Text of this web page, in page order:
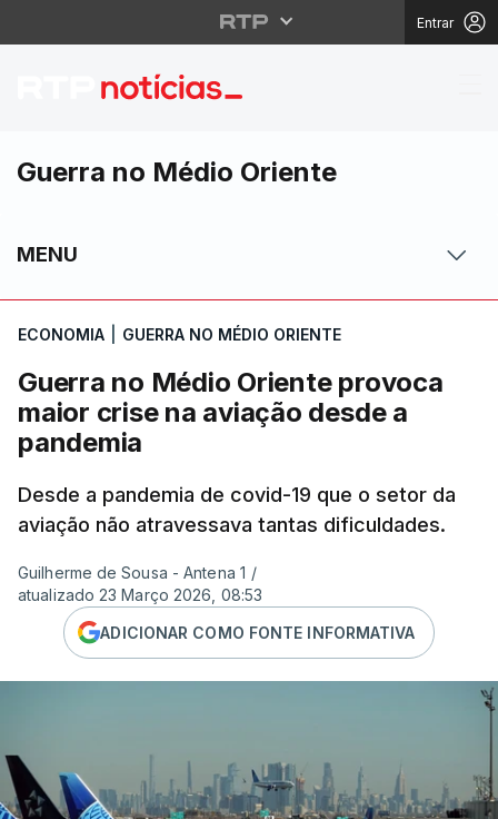
Entrar
Guerra no Médio
Guerra no Médio Oriente
MENU
ECONOMIA GUERRA NO MÉDIO ORIENTE
Guerra no Médio Oriente provoca
maior crise na aviação desde a
pandemia
Desde a pandemia de covid-19 que o setor da
aviação não atravessava tantas dificuldades.
Guilherme de Sousa - Antena 1 /
atualizado 23 Março 2026, 08:53
ADICIONAR COMO FONTE INFORMATIVA